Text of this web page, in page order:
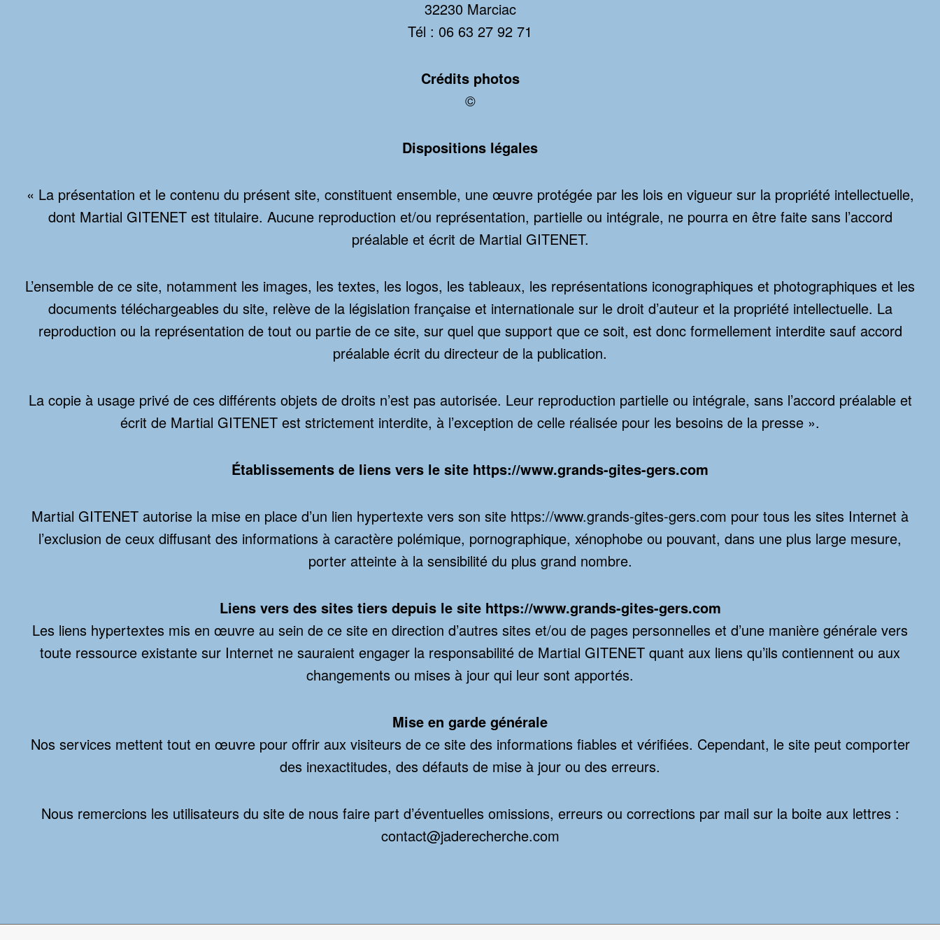
32230 Marciac
Tél : 06 63 27 92 71
Crédits photos
©
Dispositions légales
« La présentation et le contenu du présent site, constituent ensemble, une œuvre protégée par les lois en vigueur sur la propriété intellectuelle,
dont Martial GITENET est titulaire. Aucune reproduction et/ou représentation, partielle ou intégrale, ne pourra en être faite sans l’accord
préalable et écrit de Martial GITENET.
L’ensemble de ce site, notamment les images, les textes, les logos, les tableaux, les représentations iconographiques et photographiques et les
documents téléchargeables du site, relève de la législation française et internationale sur le droit d’auteur et la propriété intellectuelle. La
reproduction ou la représentation de tout ou partie de ce site, sur quel que support que ce soit, est donc formellement interdite sauf accord
préalable écrit du directeur de la publication.
La copie à usage privé de ces différents objets de droits n’est pas autorisée. Leur reproduction partielle ou intégrale, sans l’accord préalable et
écrit de Martial GITENET est strictement interdite, à l’exception de celle réalisée pour les besoins de la presse ».
Établissements de liens vers le site https://www.grands-gites-gers.com
Martial GITENET autorise la mise en place d’un lien hypertexte vers son site https://www.grands-gites-gers.com pour tous les sites Internet à
l’exclusion de ceux diffusant des informations à caractère polémique, pornographique, xénophobe ou pouvant, dans une plus large mesure,
porter atteinte à la sensibilité du plus grand nombre.
Liens vers des sites tiers depuis le site https://www.grands-gites-gers.com
Les liens hypertextes mis en œuvre au sein de ce site en direction d’autres sites et/ou de pages personnelles et d’une manière générale vers
toute ressource existante sur Internet ne sauraient engager la responsabilité de Martial GITENET quant aux liens qu’ils contiennent ou aux
changements ou mises à jour qui leur sont apportés.
Mise en garde générale
Nos services mettent tout en œuvre pour offrir aux visiteurs de ce site des informations fiables et vérifiées. Cependant, le site peut comporter
des inexactitudes, des défauts de mise à jour ou des erreurs.
Nous remercions les utilisateurs du site de nous faire part d’éventuelles omissions, erreurs ou corrections par mail sur la boite aux lettres :
contact@jaderecherche.com